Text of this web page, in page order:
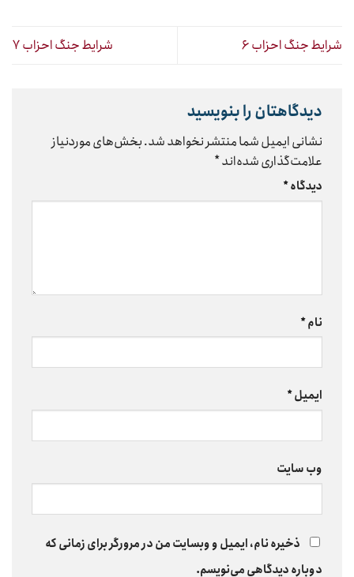
شرایط جنگ احزاب ۶ شرایط جنگ احزاب ۷
دیدگاهتان را بنویسید
نشانی ایمیل شما منتشر نخواهد شد.بخش‌های موردنیاز
علامت‌گذاری شده‌اند*
دیدگاه*
نام*
ایمیل*
وب‌ سایت
ذخیره نام، ایمیل و وبسایت من در مرورگر برای زمانی که
دوباره دیدگاهی می‌نویسم.